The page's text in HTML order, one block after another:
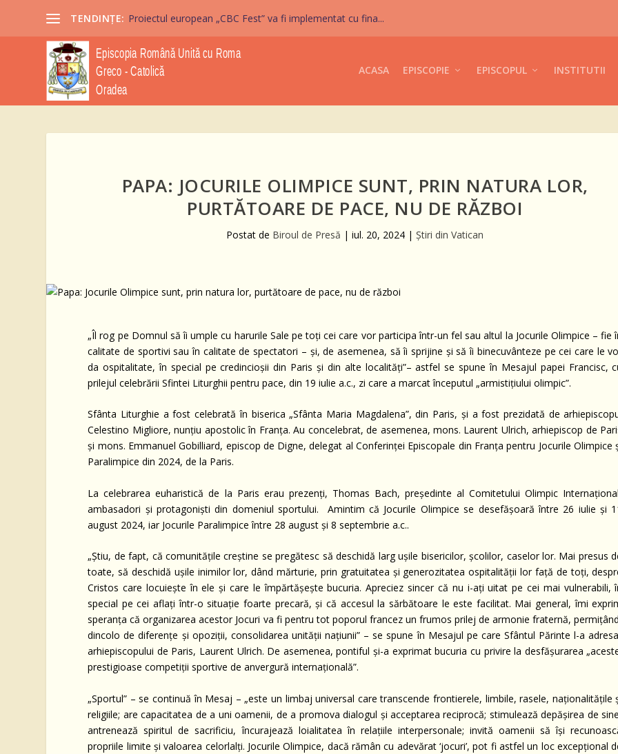
TENDINȚE: Proiectul european „CBC Fest” va fi implementat cu fina...
ACASA EPISCOPIE EPISCOPUL INSTITUTII
PAPA: JOCURILE OLIMPICE SUNT, PRIN NATURA LOR,
PURTĂTOARE DE PACE, NU DE RĂZBOI
Postat de Biroul de Presă |iul. 20, 2024 |Știri din Vatican
„Îl rog pe Domnul să îi umple cu harurile Sale pe toți cei care vor participa într-un fel sau altul la Jocurile Olimpice – fie
calitate de sportivi sau în calitate de spectatori – și, de asemenea, să îi sprijine și să îi binecuvânteze pe cei care le
da ospitalitate, în special pe credincioșii din Paris și din alte localități”– astfel se spune în Mesajul papei Francisc,
prilejul celebrării Sfintei Liturghii pentru pace, din 19 iulie a.c., zi care a marcat începutul „armistițiului olimpic”.
Sfânta Liturghie a fost celebrată în biserica „Sfânta Maria Magdalena”, din Paris, și a fost prezidată de
Celestino Migliore, nunțiu apostolic în Franța. Au concelebrat, de asemenea, mons. Laurent Ulrich, arhiepiscop de
și mons. Emmanuel Gobilliard, episcop de Digne, delegat al Conferinței Episcopale din Franța pentru Jocurile Olimpice
Paralimpice din 2024, de la Paris.
La celebrarea euharistică de la Paris erau prezenți, Thomas Bach, președinte al Comitetului Olimpic
ambasadori și protagoniști din domeniul sportului. Amintim că Jocurile Olimpice se desefășoară între 26 iulie și
august 2024, iar Jocurile Paralimpice între 28 august și 8 septembrie a.c..
„Știu, de fapt, că comunitățile creștine se pregătesc să deschidă larg ușile bisericilor, școlilor, caselor lor. Mai presus
toate, să deschidă ușile inimilor lor, dând mărturie, prin gratuitatea și generozitatea ospitalității lor față de toți,
Cristos care locuiește în ele și care le împărtășește bucuria. Apreciez sincer că nu i-ați uitat pe cei mai vulnerabili,
special pe cei aflați într-o situație foarte precară, și că accesul la sărbătoare le este facilitat. Mai general, îmi
speranța că organizarea acestor Jocuri va fi pentru tot poporul francez un frumos prilej de armonie fraternă,
dincolo de diferențe și opoziții, consolidarea unității națiunii” – se spune în Mesajul pe care Sfântul Părinte l-a
arhiepiscopului de Paris, Laurent Ulrich. De asemenea, pontiful și-a exprimat bucuria cu privire la desfășurarea
prestigioase competiții sportive de anvergură internațională”.
„Sportul” – se continuă în Mesaj – „este un limbaj universal care transcende frontierele, limbile, rasele, naționalitățile
religiile; are capacitatea de a uni oamenii, de a promova dialogul și acceptarea reciprocă; stimulează depășirea de
antrenează spiritul de sacrificiu, încurajează loialitatea în relațiile interpersonale; invită oamenii să își
propriile limite și valoarea celorlalți. Jocurile Olimpice, dacă rămân cu adevărat ‘jocuri’, pot fi astfel un loc excepțional